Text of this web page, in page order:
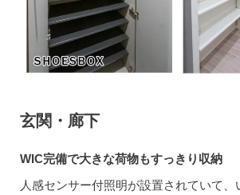
玄関・廊下
WIC完備で大きな荷物もすっきり収納
人感センサー付照明が設置されていて、